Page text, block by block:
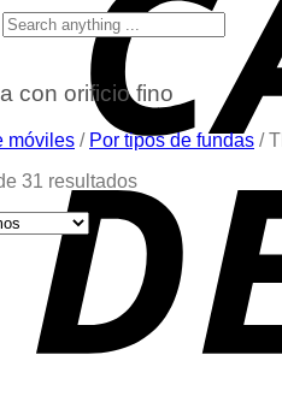
con orificio fino
móviles / Por tipos de fundas /
31 resultados